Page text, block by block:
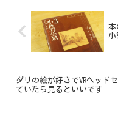
本
小
ダリの絵が好きでVRヘッド
ていたら見るといいです